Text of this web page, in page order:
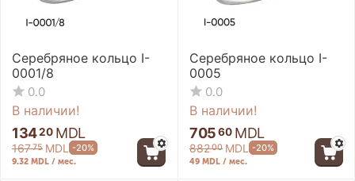
Серебряное кольцо I-
0001/8
0.0
В наличии!
13420 MDL
16775 MDL -20%
9.32 MDL / мес.
Серебряное кольцо I-
0005
0.0
В наличии!
70560 MDL
88200 MDL -20%
49 MDL / мес.